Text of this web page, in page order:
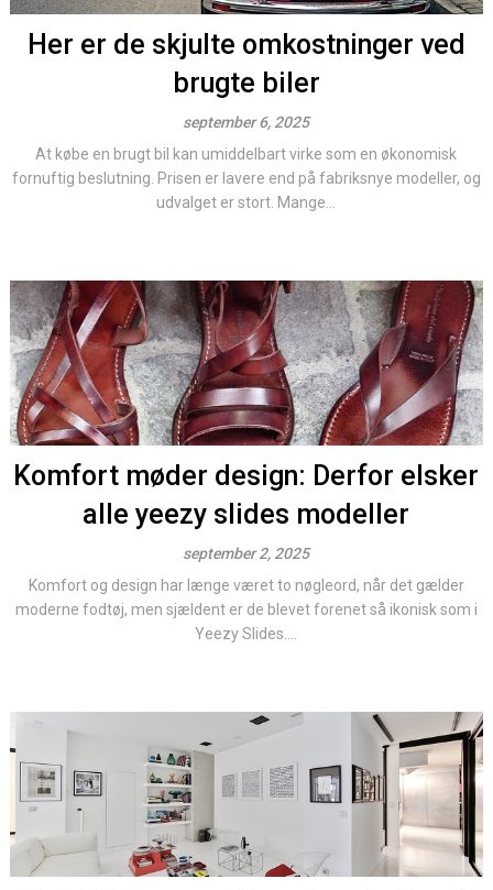
Her er de skjulte omkostninger ved
brugte biler
september 6, 2025
At købe en brugt bil kan umiddelbart virke som en økonomisk
fornuftig beslutning. Prisen er lavere end på fabriksnye modeller, og
udvalget er stort. Mange...
Komfort møder design: Derfor elsker
alle yeezy slides modeller
september 2, 2025
Komfort og design har længe været to nøgleord, når det gælder
moderne fodtøj, men sjældent er de blevet forenet så ikonisk som i
Yeezy Slides....